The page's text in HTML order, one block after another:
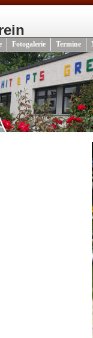
Fotogalerie Termine